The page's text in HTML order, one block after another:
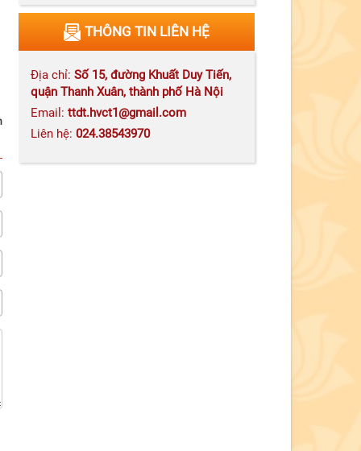
chống tham nhũng, lãng phí,
sạch, vững mạnh trong kỷ
nguyên mới
THÔNG TIN LIÊN HỆ
Địa chỉ:Số 15, đường Khuất Duy Tiến,
quận Thanh Xuân, thành phố Hà Nội
Email:ttdt.hvct1@gmail.com
Liên hệ:024.38543970